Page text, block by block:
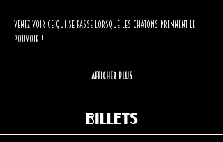
Venez voir ce qui se passe lorsque les chatons prennent le
pouvoir !
Afficher plus
Billets